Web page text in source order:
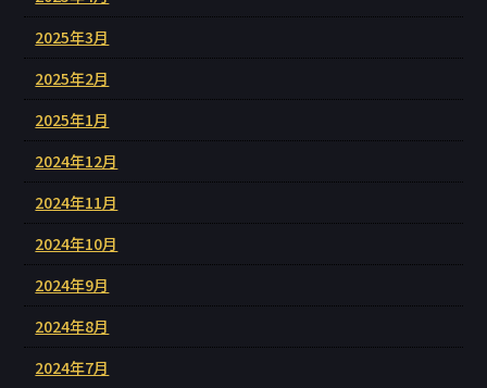
2025年3月
2025年2月
2025年1月
2024年12月
2024年11月
2024年10月
2024年9月
2024年8月
2024年7月